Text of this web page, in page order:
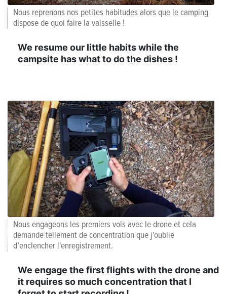
Nous reprenons nos petites habitudes alors que le camping
dispose de quoi faire la vaisselle !
We resume our little habits while the
campsite has what to do the dishes !
Nous engageons les premiers vols avec le drone et cela
demande tellement de concentration que j'oublie
d’enclencher l'enregistrement.
We engage the first flights with the drone and
it requires so much concentration that I